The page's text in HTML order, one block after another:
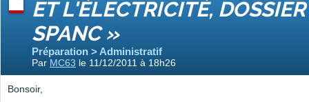
ET L'ÉLECTRICITÉ, DOSSIER
SPANC »
Préparation > Administratif
Par MC63 le 11/12/2011 à 18h26
Bonsoir,